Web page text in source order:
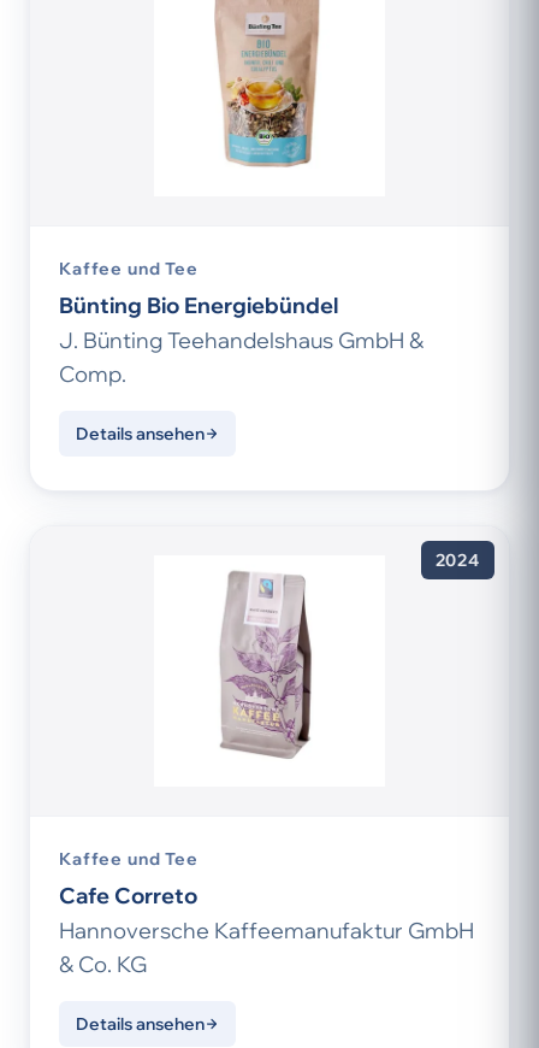
Kaffee und Tee
Bünting Bio Energiebündel
J. Bünting Teehandelshaus GmbH &
Comp.
Details ansehen
2024
Kaffee und Tee
Cafe Correto
Hannoversche Kaffeemanufaktur GmbH
& Co. KG
Details ansehen